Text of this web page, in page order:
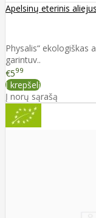
Apelsinų eterinis
Physalis“ ekologiškas
garintuv..
€599
Į krepšelį
Į norų sąrašą